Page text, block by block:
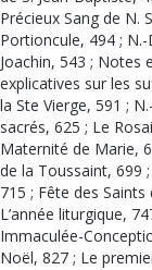
Précieux Sang de N.
Portioncule, 494 ;
Joachin, 543 ; Notes
explicatives sur les
la Ste Vierge, 591 ;
sacrés, 625 ; Le
Maternité de Marie,
de la Toussaint, 699
715 ; Fête des
L’année liturgique,
Immaculée-
Noël, 827 ; Le